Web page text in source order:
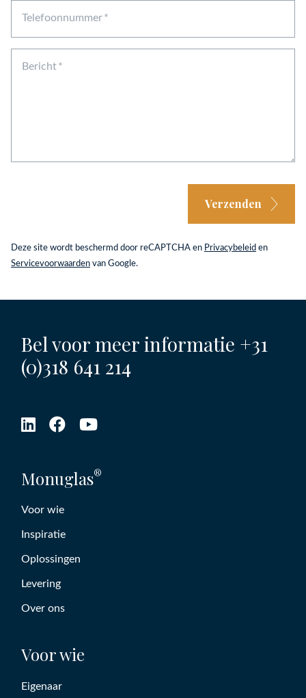
Telefoonnummer
Bericht
Verzenden
Deze site wordt beschermd door reCAPTCHA en Privacybeleid en
Servicevoorwaardenvan Google.
Bel voor meer informatie +31
(0)318 641 214
Monuglas®
Voor wie
Inspiratie
Oplossingen
Levering
Over ons
Voor wie
Eigenaar